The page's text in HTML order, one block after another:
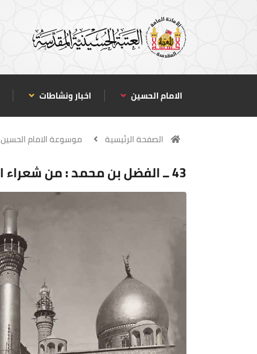
الامام الحسين اخبار ونشاطات
الصفحة الرئيسية موسوعة الامام الحسين
43 ــ الفضل بن محمد : من شعراء القرن الثالث